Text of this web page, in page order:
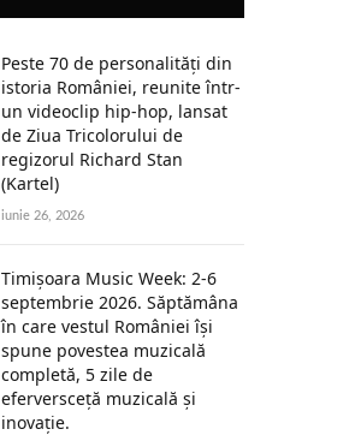
Peste 70 de personalități din
istoria României, reunite într-
un videoclip hip-hop, lansat
de Ziua Tricolorului de
regizorul Richard Stan
(Kartel)
iunie 26, 2026
Timișoara Music Week: 2-6
septembrie 2026. Săptămâna
în care vestul României își
spune povestea muzicală
completă, 5 zile de
eferversceță muzicală și
inovație.